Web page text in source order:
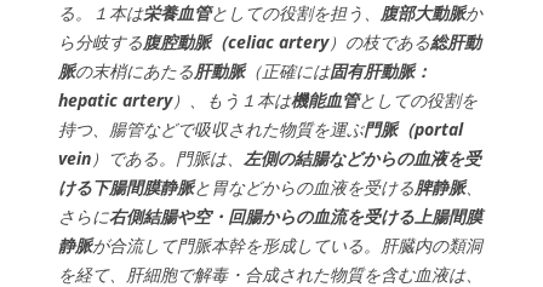
る。１本は栄養血管としての役割を担う、 腹部大動脈か
ら分岐する腹腔動脈（celiac artery）の枝である総肝動
脈の末梢にあたる肝動脈（正確には固有肝動脈：
hepatic artery）、もう１本は機能血管としての役割を
持つ、腸管などで吸収された物質を運ぶ門脈（portal
vein）である。門脈は、 左側の結腸などからの血液を受
ける下腸間膜静脈と胃などからの血液を受ける脾静脈、
さらに右側結腸や空・回腸からの血流を受ける上腸間膜
静脈が合流して門脈本幹を形成している。肝臓内の類洞
を経て、肝細胞で解毒・合成された物質を含む血液は、